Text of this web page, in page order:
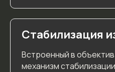
Стабилизация
Встроенный в
механизм